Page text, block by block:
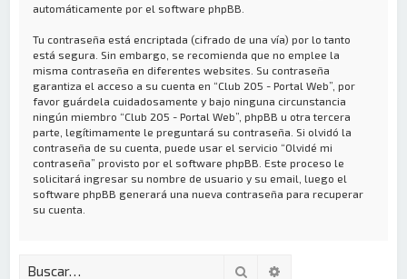
automáticamente por el software phpBB.
Tu contraseña está encriptada (cifrado de una vía) por lo tanto
está segura. Sin embargo, se recomienda que no emplee la
misma contraseña en diferentes websites. Su contraseña
garantiza el acceso a su cuenta en “Club 205 - Portal Web”, por
favor guárdela cuidadosamente y bajo ninguna circunstancia
ningún miembro “Club 205 - Portal Web”, phpBB u otra tercera
parte, legítimamente le preguntará su contraseña. Si olvidó la
contraseña de su cuenta, puede usar el servicio “Olvidé mi
contraseña” provisto por el software phpBB. Este proceso le
solicitará ingresar su nombre de usuario y su email, luego el
software phpBB generará una nueva contraseña para recuperar
su cuenta.
Buscar